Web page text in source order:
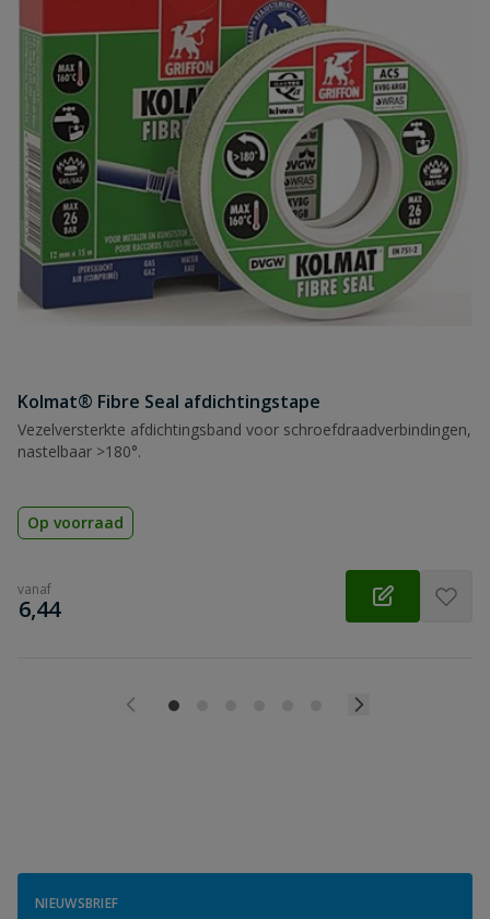
Naam
Samenvatting
Beoordeling
Beoordeling versturen
Kolmat® Fibre Seal afdichtingstape
Vezelversterkte afdichtingsband voor schroefdraadverbindingen,
nastelbaar >180°.
Op voorraad
vanaf
€
6,44
NIEUWSBRIEF